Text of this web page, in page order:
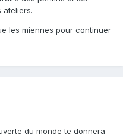
ateliers.
les miennes pour continuer
du monde te donnera